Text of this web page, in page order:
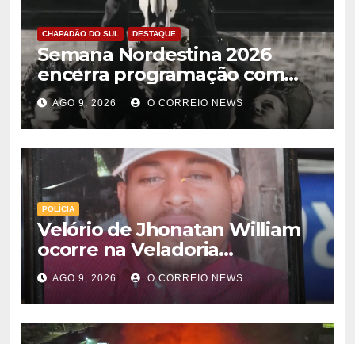
CHAPADÃO DO SUL DESTAQUE
Semana Nordestina 2026
encerra programação com
grande festa e valorização da
cultura em Chapadão do Sul
AGO 9, 2026 O CORREIO NEWS
POLÍCIA
Velório de Jhonatan William
ocorre na Veladoria
Municipal; sepultamento será
nesta segunda-feira
AGO 9, 2026 O CORREIO NEWS